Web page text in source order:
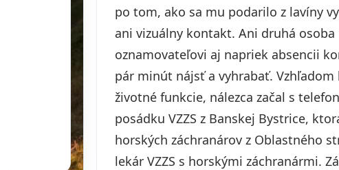
po tom, ako sa mu podarilo z lavíny
ani vizuálny kontakt. Ani druhá
oznamovateľovi aj napriek absencii
pár minút nájsť a vyhrabať.
životné funkcie, nálezca začal s
posádku VZZS z Banskej Bystrice,
horských záchranárov z Oblastného
lekár VZZS s horskými záchranármi.